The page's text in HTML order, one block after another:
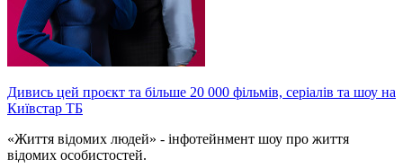
Дивись цей проєкт та більше 20 000 фільмів, серіалів та шоу на
Київстар ТБ
«Життя відомих людей» - інфотейнмент шоу про життя
відомих особистостей.